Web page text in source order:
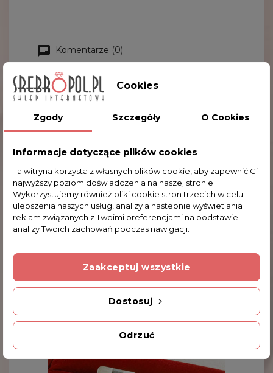
Komentarze (0)
Na razie nie dodano żadnej recenzji.
Dodatkowe Informacje
Kod produktu
S-M ML48/5 M1
INNE PRODUKTY W TEJ SAMEJ KATEGORII
Cookies
Zgody Szczegóły O Cookies
Informacje dotyczące plików cookies
Ta witryna korzysta z własnych plików cookie, aby zapewnić Ci
najwyższy poziom doświadczenia na naszej stronie .
Wykorzystujemy również pliki cookie stron trzecich w celu
ulepszenia naszych usług, analizy a nastepnie wyświetlania
reklam związanych z Twoimi preferencjami na podstawie
analizy Twoich zachowań podczas nawigacji.
Odrzuć
Dostosuj
Zaakceptuj wszystkie